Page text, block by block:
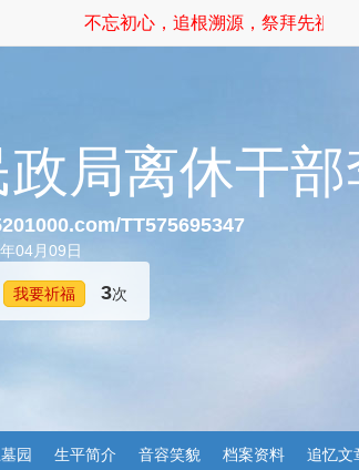
不忘初心，追根溯源，祭拜先祖，家
局离休干部
TT575695347
04月09日
我要祈福 3次
园 生平简介 音容笑貌 档案资料 追忆文